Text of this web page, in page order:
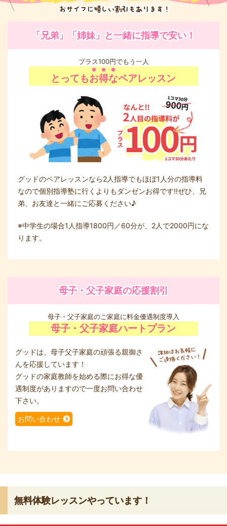
「兄弟」「姉妹」と一緒に指導で安い！
プラス100円でもう一人
とってもお得なペアレッスン
グッドのペアレッスンなら2人指導でもほぼ1人分の指導料
なので個別指導塾に行くよりもダンゼンお得です!!ぜひ、兄
弟、お友達と一緒にご応募ください♪
※中学生の場合1人指導1800円／60分が、2人で2000円にな
ります。
母子・父子家庭の応援割引
母子・父子家庭のご家庭に料金優遇制度導入
母子・父子家庭ハートプラン
グッドは、母子父子家庭の頑張る親御さ
んを応援しています！
グッドの家庭教師を始める際にお得な優
遇制度がありますので一度お問い合わせ
下さい。
お問い合わせ
無料体験レッスンやっています！